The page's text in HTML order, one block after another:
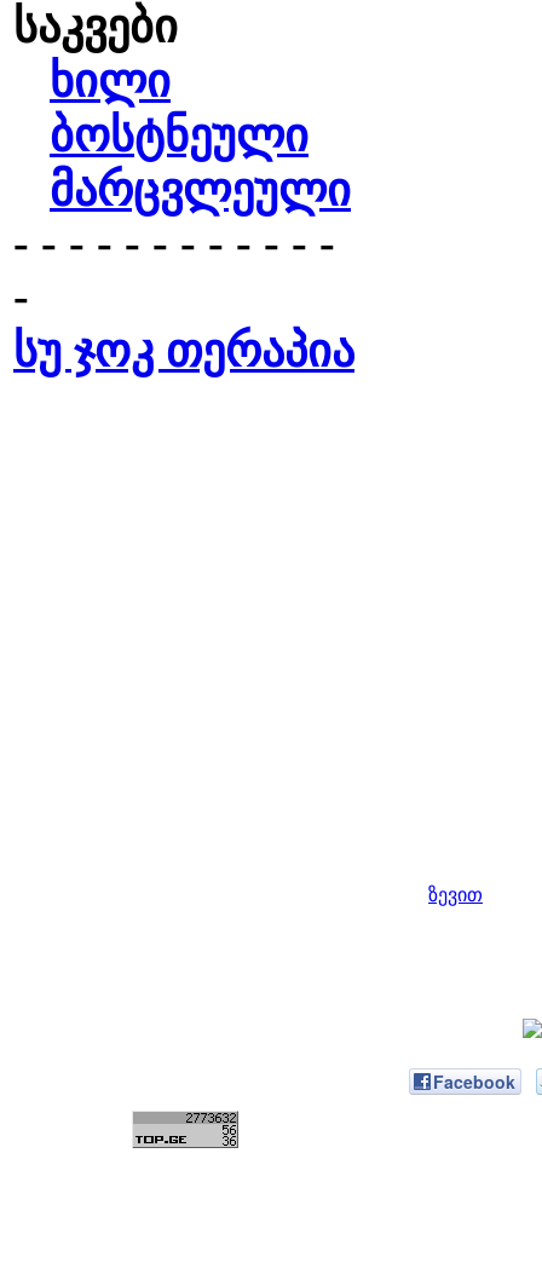
საკვები
ხილი
ბოსტნეული
მარცვლეული
- - - - - - - - - - - -
-
სუ ჯოკ თერაპია
ზევით
Facebook